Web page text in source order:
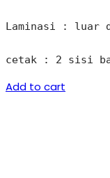
Laminasi : luar
cetak : 2 sisi
Add to cart